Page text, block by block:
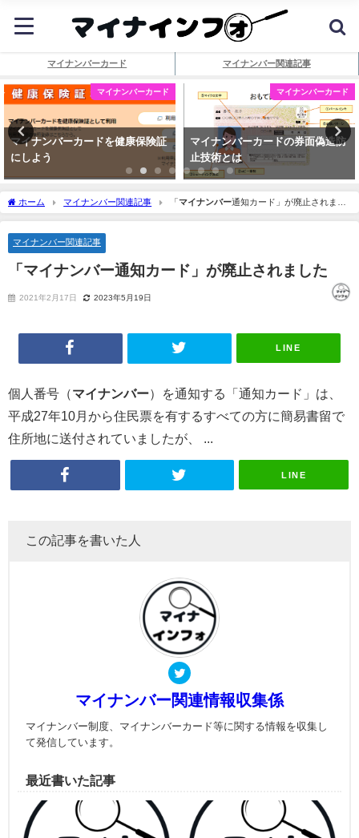
マイナンバーカード マイナンバー関連記事
マイナンバーカード
マイナンバーカードを健康保険証
にしよう
マイナンバーカード
マイナンバーカードの券面偽造防
止技術とは
ホーム マイナンバー関連記事 「マイナンバー通知カード」が廃止されまし
た
マイナンバー関連記事
「 マイナンバー通知カード」が廃止されました
2021年2月17日 2023年5月19日
LINE
個人番号（マイナンバー）を通知する「通知カード」は、
平成27年10月から住民票を有するすべての方に簡易書留で
住所地に送付されていましたが、 ...
LINE
この記事を書いた人
マイナンバー関連情報収集係
マイナンバー制度、マイナンバーカード等に関する情報を収集し
て発信しています。
最近書いた記事